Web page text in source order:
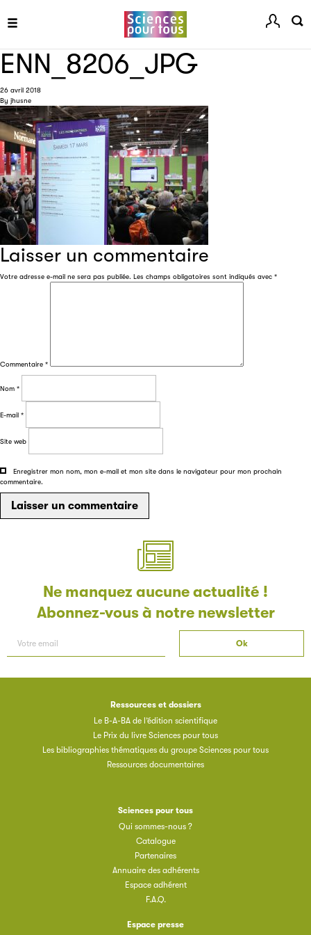
ENN_8206_JPG
26 avril 2018
By jhusne
Laisser un commentaire
Votre adresse e-mail ne sera pas publiée. Les champs obligatoires sont indiqués avec *
Commentaire *
Nom *
E-mail *
Site web
Enregistrer mon nom, mon e-mail et mon site dans le navigateur pour mon prochain
commentaire.
Ne manquez aucune actualité !
Abonnez-vous à notre newsletter
Ressources et dossiers
Le B-A-BA de l’édition scientifique
Le Prix du livre Sciences pour tous
Les bibliographies thématiques du groupe Sciences pour tous
Ressources documentaires
Sciences pour tous
Qui sommes-nous ?
Catalogue
Partenaires
Annuaire des adhérents
Espace adhérent
F.A.Q.
Espace presse
Les petits champions de la lecture
Le jeu de lecture à voix haute gratuit et ouvert à tous les
enfants de CM1 et de CM2.
Partenaire
ouvrages grâce à Filéas.